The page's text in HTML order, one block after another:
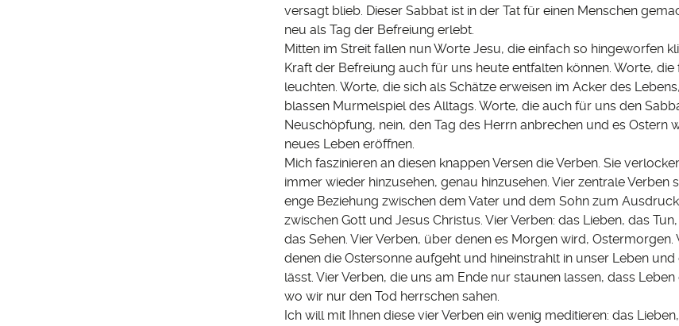
versagt blieb. Dieser Sabbat ist in der Tat für einen Menschen
neu als Tag der Befreiung erlebt.
Mitten im Streit fallen nun Worte Jesu, die einfach so hingeworfen
Kraft der Befreiung auch für uns heute entfalten können. Worte, die
leuchten. Worte, die sich als Schätze erweisen im Acker des
blassen Murmelspiel des Alltags. Worte, die auch für uns den
Neuschöpfung, nein, den Tag des Herrn anbrechen und es Ostern
neues Leben eröffnen.
Mich faszinieren an diesen knappen Versen die Verben. Sie
immer wieder hinzusehen, genau hinzusehen. Vier zentrale Verben
enge Beziehung zwischen dem Vater und dem Sohn zum
zwischen Gott und Jesus Christus. Vier Verben: das Lieben, das
das Sehen. Vier Verben, über denen es Morgen wird, Ostermorgen.
denen die Ostersonne aufgeht und hineinstrahlt in unser Leben
lässt. Vier Verben, die uns am Ende nur staunen lassen, dass
wo wir nur den Tod herrschen sahen.
Ich will mit Ihnen diese vier Verben ein wenig meditieren: das